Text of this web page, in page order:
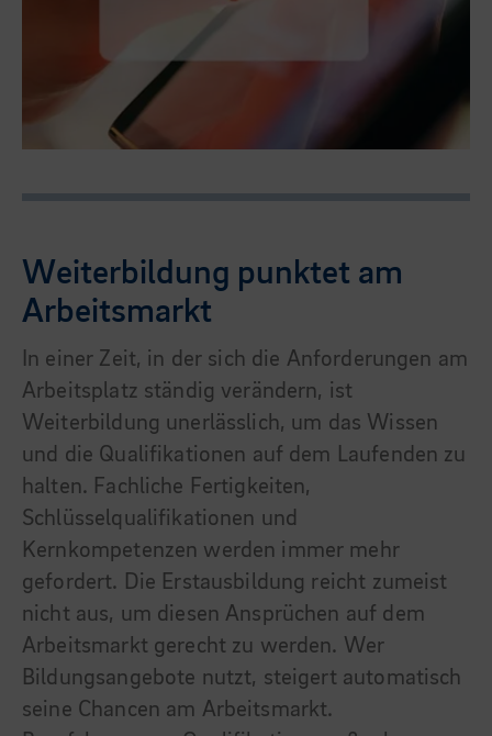
Weiterbildung punktet am
Arbeitsmarkt
In einer Zeit, in der sich die Anforderungen am
Arbeitsplatz ständig verändern, ist
Weiterbildung unerlässlich, um das Wissen
und die Qualifikationen auf dem Laufenden zu
halten. Fachliche Fertigkeiten,
Schlüsselqualifikationen und
Kernkompetenzen werden immer mehr
gefordert. Die Erstausbildung reicht zumeist
nicht aus, um diesen Ansprüchen auf dem
Arbeitsmarkt gerecht zu werden. Wer
Bildungsangebote nutzt, steigert automatisch
seine Chancen am Arbeitsmarkt.